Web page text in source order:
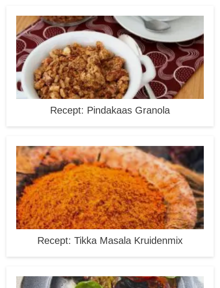
Recept: Pindakaas Granola
Recept: Tikka Masala Kruidenmix